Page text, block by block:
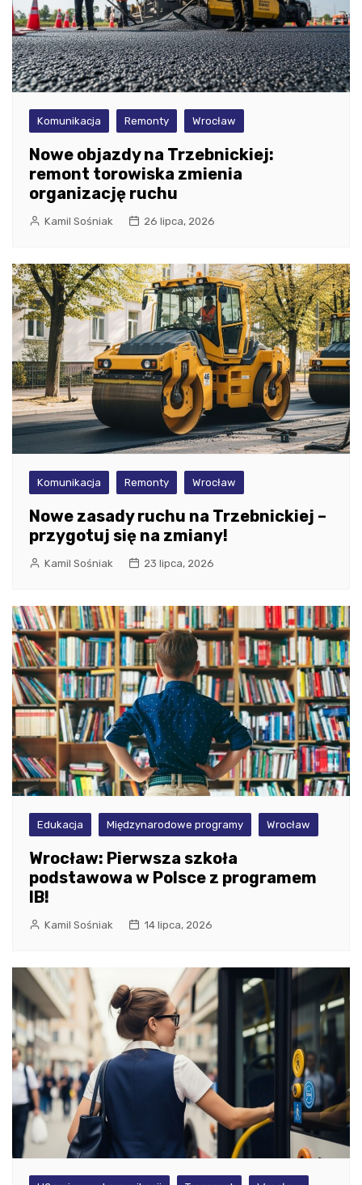
Komunikacja Remonty Wrocław
Nowe objazdy na Trzebnickiej:
remont torowiska zmienia
organizację ruchu
Kamil Sośniak 26 lipca, 2026
Komunikacja Remonty Wrocław
Nowe zasady ruchu na Trzebnickiej –
przygotuj się na zmiany!
Kamil Sośniak 23 lipca, 2026
Edukacja Międzynarodowe programy Wrocław
Wrocław: Pierwsza szkoła
podstawowa w Polsce z programem
IB!
Kamil Sośniak 14 lipca, 2026